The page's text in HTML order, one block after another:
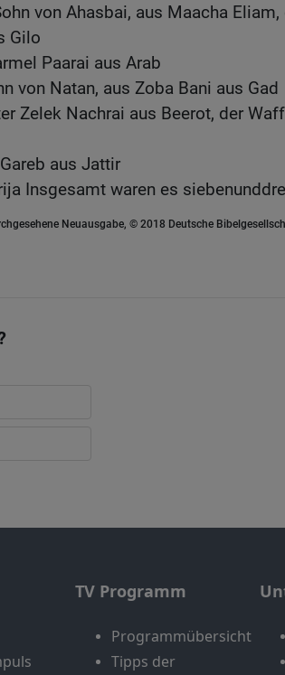
von Ahasbai, aus Maacha Eliam,
Gilo
Paarai aus Arab
von Natan, aus Zoba Bani aus Gad
Zelek Nachrai aus Beerot, der
aus Jattir
Insgesamt waren es
Neuausgabe, © 2018 Deutsche
TV Programm
Programmübersicht
Tipps der